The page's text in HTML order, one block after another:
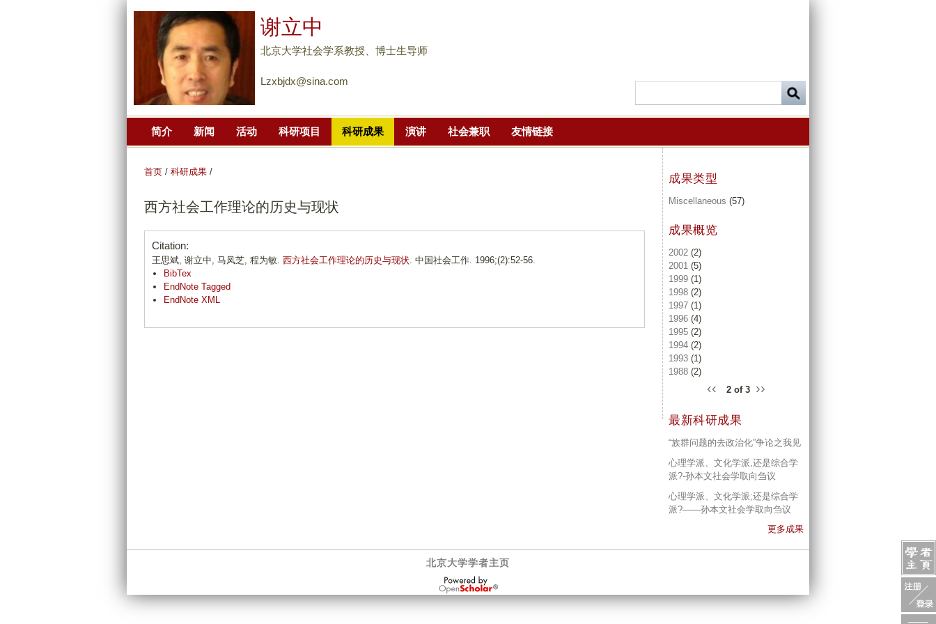
到
主
要
谢立中
北京大学社会学系教授、博士生导师
Lzxbjdx@sina.com
简介 新闻 活动 科研项目 科研成果 演讲 社会兼职 友情链接
首页 / 科研成果 /
西方社会工作理论的历史与现状
Citation:
王思斌, 谢立中, 马凤芝, 程为敏. 西方社会工作理论的历史与现状. 中国社会工作. 1996;(2):52-56.
BibTex
EndNote Tagged
EndNote XML
成果类型
Miscellaneous (57)
成果概览
2002 (2)
2001 (5)
1999 (1)
1998 (2)
1997 (1)
1996 (4)
1995 (2)
1994 (2)
1993 (1)
1988 (2)
‹‹ 2 of 3 ››
最新科研成果
“族群问题的去政治化”争论之我见
心理学派、文化学派,还是综合学
派?-孙本文社会学取向刍议
心理学派、文化学派;还是综合学
派?——孙本文社会学取向刍议
更多成果
北京大学学者主页
OpenScholar